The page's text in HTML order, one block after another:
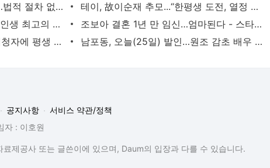
고원희, 2년 만 결혼생활 끝…법적 절차 없이 마무리 - 스타투데이
테이, 故이순재 추모...“한평생 도전, 열정 잊지 않겠다” - 스타투데이
배정남, 故 이순재 추모...“제 인생 최고의 영광이었다” - 스타투데이
조보아 결혼 1년 만 임신…엄마된다 - 스타투데이
故이순재 마지막 인사는...“시청자에 평생 신세 많이 졌다” - 스타투데이
남포동, 오늘(25일) 발인…원조 감초 배우 영면 - 스타투데이
공지사항
서비스 약관/정책
자 : 이호원
제공사 또는 글쓴이에 있으며, Daum의 입장과 다를 수 있습니다.